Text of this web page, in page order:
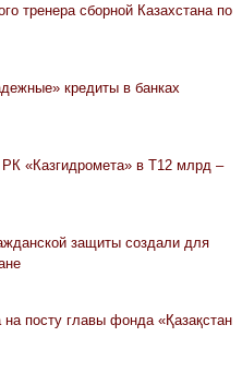
тренера сборной Казахстана по
кредиты в банках
«Казгидромета» в Т12 млрд –
защиты создали для
посту главы фонда «Қазақстан